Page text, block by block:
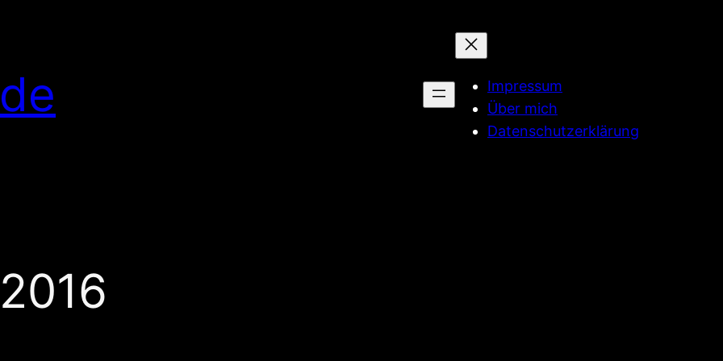
Impressum
Über mich
Datenschutzerklärung